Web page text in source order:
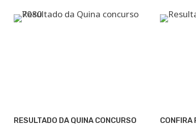
RESULTADO DA QUINA CONCURSO CONFIRA